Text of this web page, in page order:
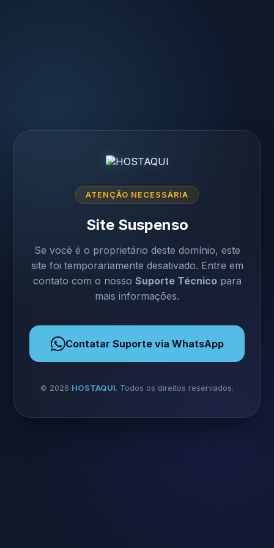
ATENÇÃO NECESSÁRIA
Site Suspenso
Se você é o proprietário deste domínio, este
site foi temporariamente desativado. Entre em
contato com o nosso Suporte Técnicopara
mais informações.
Contatar Suporte via WhatsApp
© 2026 HOSTAQUI. Todos os direitos reservados.